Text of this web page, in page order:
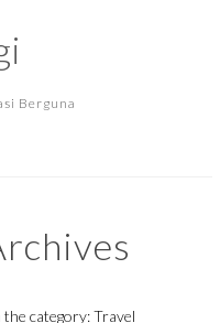
Berguna
category: Travel